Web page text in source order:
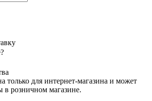
только для интернет-магазина и может
в розничном магазине.